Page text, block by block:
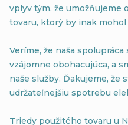
vplyv tým, že umožňujeme
tovaru, ktorý by inak
Veríme, že naša
vzájomne obohacujúca, a
naše služby. Ďakujeme, že
udržateľnejšiu spotrebu
Triedy použitého tovaru u